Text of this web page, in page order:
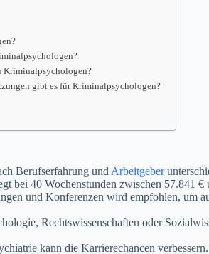
Kriminalpsychologen?
gibt es für Kriminalpsychologen?
Berufserfahrung undArbeitgeber
bei 40 Wochenstunden zwischen 57.841 €
und Konferenzen wird empfohlen, um
Rechtswissenschaften oder
kann die Karrierechancen verbessern.